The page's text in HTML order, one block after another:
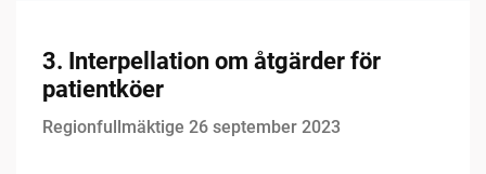
3. Interpellation om åtgärder för
patientköer
Regionfullmäktige 26 september 2023